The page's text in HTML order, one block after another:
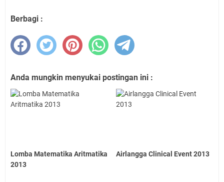
Berbagi :
Anda mungkin menyukai postingan ini :
Lomba Matematika Aritmatika
2013
Airlangga Clinical Event 2013